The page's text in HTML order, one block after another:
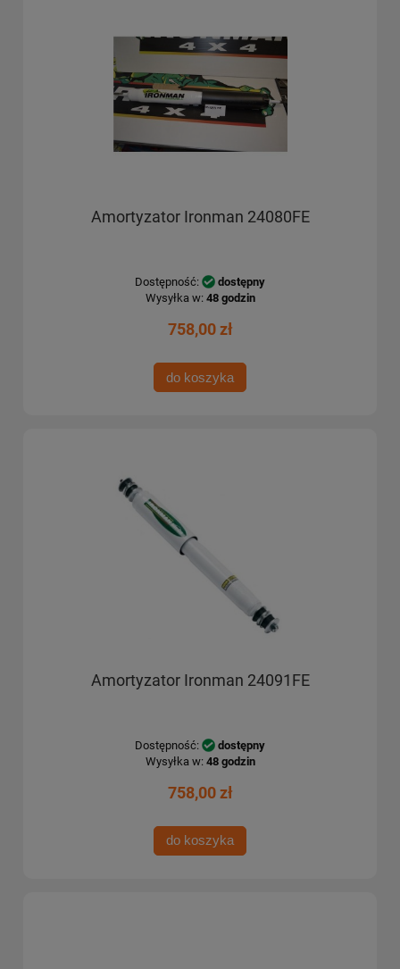
Amortyzator Ironman 24080FE
Dostępność:
dostępny
Wysyłka w: 48 godzin
758,00 zł
do koszyka
Amortyzator Ironman 24091FE
Dostępność:
dostępny
Wysyłka w: 48 godzin
758,00 zł
do koszyka